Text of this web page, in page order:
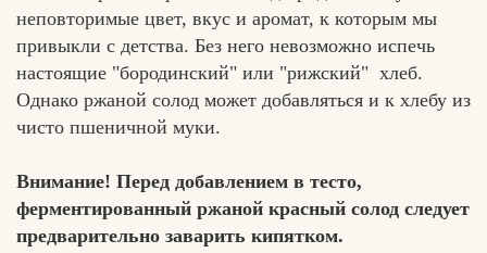
неповторимые цвет, вкус и аромат, к которым мы
привыкли с детства. Без него невозможно испечь
настоящие "бородинский" или "рижский" хлеб.
Однако ржаной солод может добавляться и к хлебу из
чисто пшеничной муки.
Внимание! Перед добавлением в тесто,
ферментированный ржаной красный солод следует
предварительно заварить кипятком.